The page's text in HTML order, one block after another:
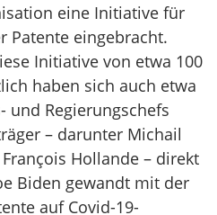
eine Initiative für
Patente eingebracht.
Initiative von etwa 100
haben sich auch etwa
und Regierungschefs
– darunter Michail
Hollande – direkt
Biden gewandt mit der
auf Covid-19-